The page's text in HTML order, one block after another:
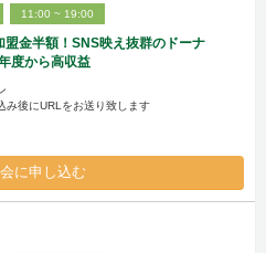
11:00 ~ 19:00
盟金半額！SNS映え抜群のドーナ
度から高収益
み後にURLをお送り致します
に申し込む